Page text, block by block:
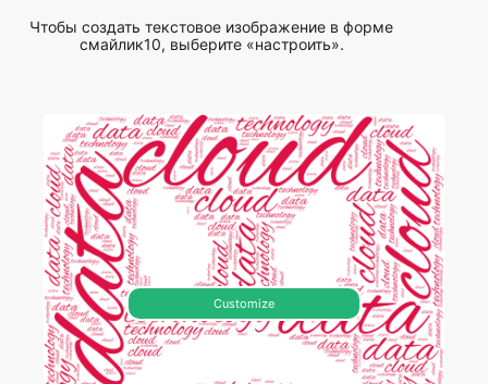
Чтобы создать текстовое изображение в форме
смайлик10, выберите «настроить».
Customize